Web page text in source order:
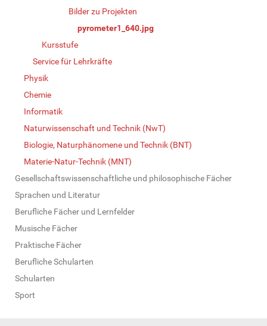
Bilder zu Projekten
pyrometer1_640.jpg
Kursstufe
Service für Lehrkräfte
Physik
Chemie
Informatik
Naturwissenschaft und Technik (NwT)
Biologie, Naturphänomene und Technik (BNT)
Materie-Natur-Technik (MNT)
Gesellschaftswissenschaftliche und philosophische Fächer
Sprachen und Literatur
Berufliche Fächer und Lernfelder
Musische Fächer
Praktische Fächer
Berufliche Schularten
Schularten
Sport